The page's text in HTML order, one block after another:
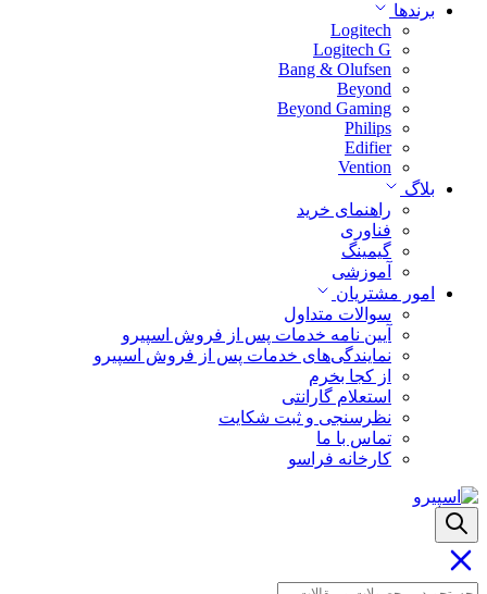
برندها
Logitech
Logitech G
Bang & Olufsen
Beyond
Beyond Gaming
Philips
Edifier
Vention
بلاگ
راهنمای خرید
فناوری
گیمینگ
آموزشی
امور مشتریان
سوالات متداول
آیین نامه خدمات پس از فروش اسپیرو
نمایندگی‌های خدمات پس از فروش اسپیرو
از کجا بخرم
استعلام گارانتی
نظرسنجی و ثبت شکایت
تماس با ما
کارخانه فراسو